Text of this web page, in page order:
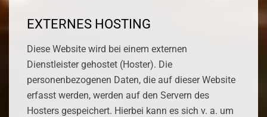
EXTERNES HOSTING
Diese Website wird bei einem externen
Dienstleister gehostet (Hoster). Die
personenbezogenen Daten, die auf dieser Website
erfasst werden, werden auf den Servern des
Hosters gespeichert. Hierbei kann es sich v. a. um